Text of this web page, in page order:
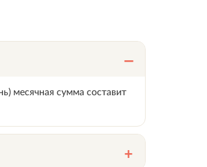
месячная сумма составит